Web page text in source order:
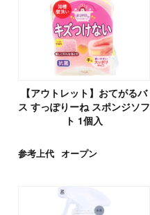
【アウトレット】おてがるバ
ス すっぽりーね スポンジソフ
ト 1個入
参考上代 オープン